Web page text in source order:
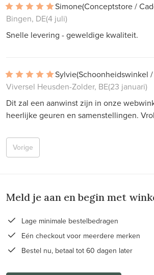
Simone(Conceptstore /
Bingen, DE(4 juli)
Snelle levering - geweldige kwaliteit.
Sylvie
Viversel Heusden-Zolder, BE(23 januari)
Dit zal een aanwinst zijn in onze
heerlijke geuren en samenstellingen.
Vorige
Meld je aan en begin met
Lage minimale bestelbedragen
Eén checkout voor meerdere merken
Bestel nu, betaal tot 60 dagen later